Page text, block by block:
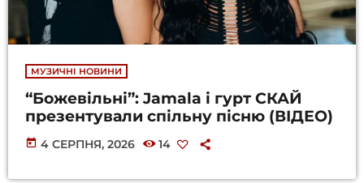
МУЗИЧНІ НОВИНИ
“Божевільні”: Jamala і гурт СКАЙ
презентували спільну пісню (ВІДЕО)
today 4 СЕРПНЯ, 2026 14